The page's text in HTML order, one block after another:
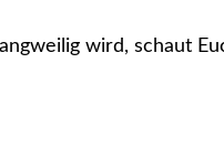
wird, schaut